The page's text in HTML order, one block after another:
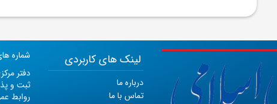
شماره
دفتر مرکزی:
ثبت و پذیرش
روابط عمومی:
لینک های کاربردی
درباره ما
تماس با ما